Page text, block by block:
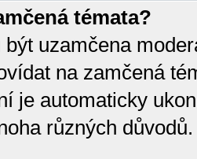
témata?
uzamčena
na zamčená
je automaticky
různých důvodů.